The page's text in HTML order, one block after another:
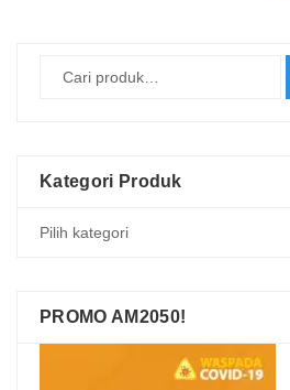
Kategori Produk
PROMO AM2050!